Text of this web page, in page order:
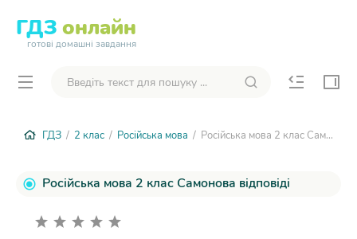
ГДЗ онлайн
готові домашні завдання
ГДЗ / 2 клас / Російська мова / Російська мова 2 клас Самонова
Російська мова 2 клас Самонова відповіді